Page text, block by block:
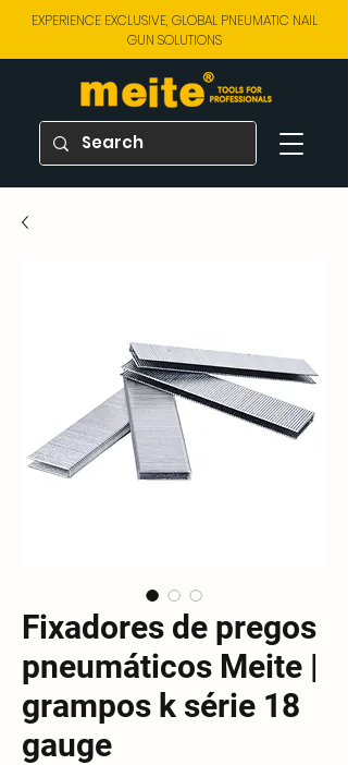
EXPERIENCE EXCLUSIVE, GLOBAL PNEUMATIC NAIL
GUN SOLUTIONS
Fixadores de pregos
pneumáticos Meite |
grampos k série 18
gauge